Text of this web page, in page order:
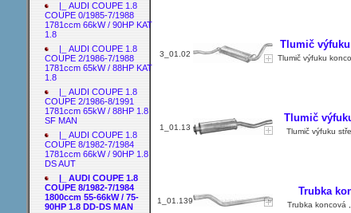
|_ AUDI COUPE 1.8
COUPE 0/1985-7/1988
1781ccm 66kW / 90HP KAT
1.8
|_ AUDI COUPE 1.8
COUPE 2/1986-7/1988
1781ccm 65kW / 88HP KAT
1.8
|_ AUDI COUPE 1.8
COUPE 2/1986-8/1991
1781ccm 65kW / 88HP 1.8
SF MAN
|_ AUDI COUPE 1.8
COUPE 8/1982-7/1984
1781ccm 66kW / 90HP 1.8
DS AUT
|_ AUDI COUPE 1.8
COUPE 8/1982-7/1984
1800ccm 55-66kW / 75-
90HP 1.8 DD-DS MAN
3_01.02
Tlumič výfuku
Tlumič výfuku
1_01.13
Tlumič
Tlumič výfuku
1_01.139
Trubka
Trubka koncová